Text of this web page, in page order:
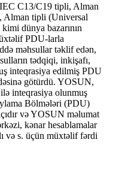
C13/C19 tipli, Alman
Alman tipli (Universal
dünya bazarının
PDU-larla
məhsullar təklif edən,
tədqiqi, inkişafı,
inteqrasiya edilmiş PDU
götürdü. YOSUN,
inteqrasiya olunmuş
Bölmələri (PDU)
və YOSUN məlumat
kənar hesablamalar
və s. üçün müxtəlif fərdi